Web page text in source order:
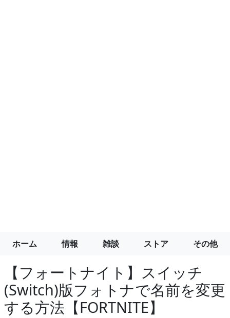
ホーム 情報 雑談 ストア その他
【フォートナイト】スイッチ
(Switch)版フォトナで名前を変更
する方法【FORTNITE】